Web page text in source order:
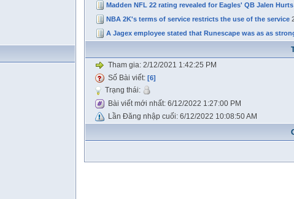
Madden NFL 22 rating revealed for Eagles' QB Jalen Hurts
NBA 2K's terms of service restricts the use of the service
A Jagex employee stated that Runescape was as as
Tham gia: 2/12/2021 1:42:25 PM
Số Bài viết: [6]
Trạng thái:
Bài viết mới nhất: 6/12/2022 1:27:00 PM
Lần Đăng nhập cuối: 6/12/2022 10:08:50 AM